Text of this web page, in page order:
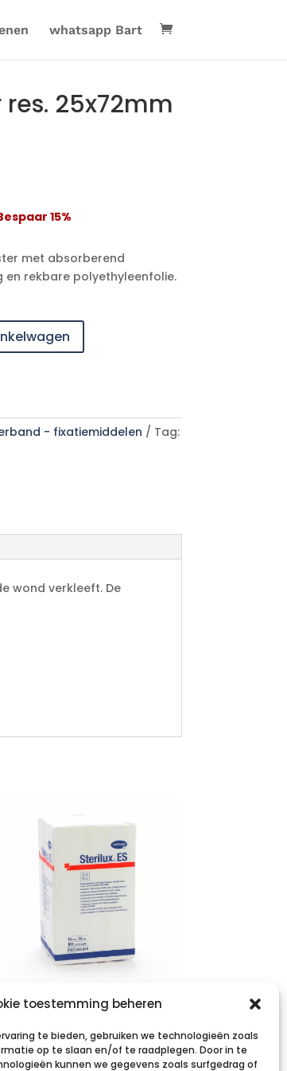
toestemming beheren
te bieden, gebruiken we technologieën zoals
op te slaan en/of te raadplegen. Door in te
kunnen we gegevens zoals surfgedrag of
whatsapp Bart
res. 25x72mm
15%
met absorberend
en rekbare polyethyleenfolie.
- fixatiemiddelen
Tag:
wond verkleeft. De
ES
10x10cm 12l.nst.
p/s